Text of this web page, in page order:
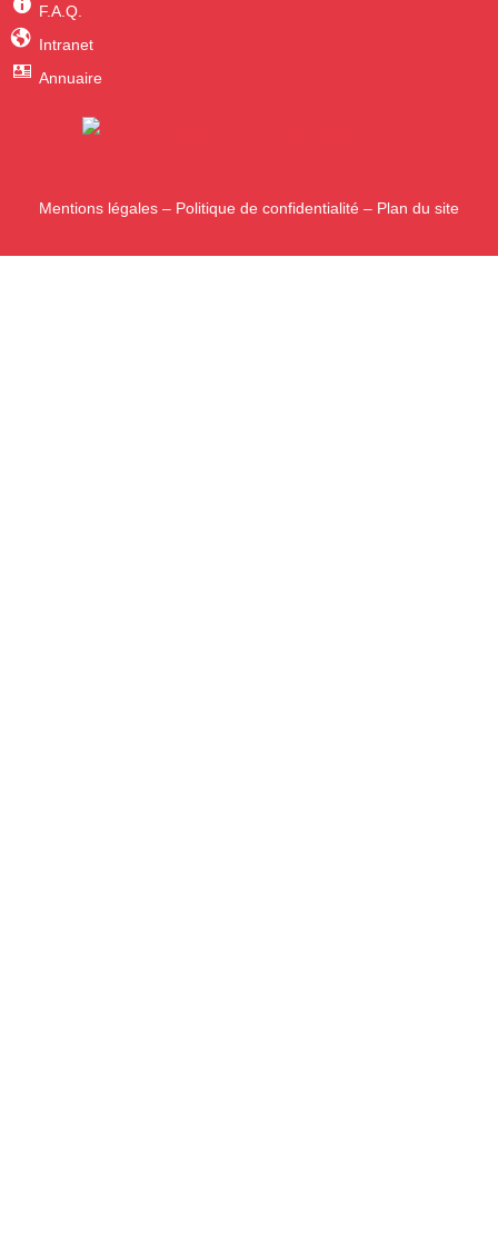
F.A.Q.
Intranet
Annuaire
Mentions légales – Politique de confidentialité – Plan du site